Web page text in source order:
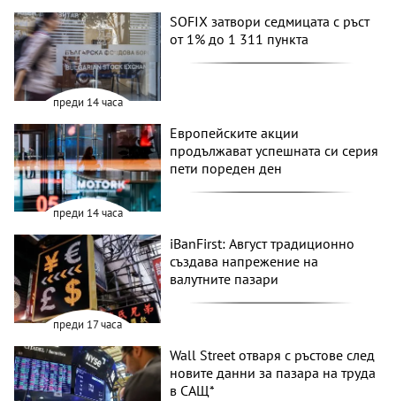
преди 14 часа
SOFIX затвори седмицата с ръст
от 1% до 1 311 пункта
преди 14 часа
Европейските акции
продължават успешната си серия
пети пореден ден
преди 17 часа
iBanFirst: Август традиционно
създава напрежение на
валутните пазари
Wall Street отваря с ръстове след
новите данни за пазара на труда
в САЩ*